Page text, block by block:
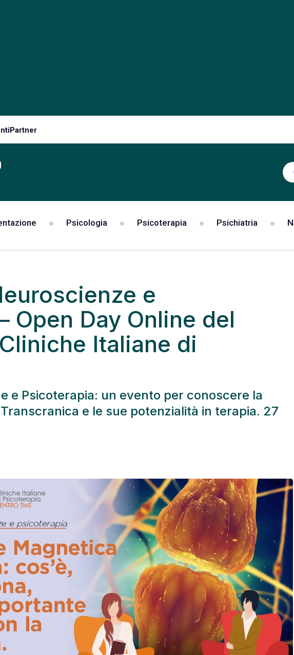
Partner
Psicologia Psicoterapia Psichiatria
e
Open Day Online del
Italiane di
e Psicoterapia: un evento per conoscere la
e le sue potenzialità in terapia. 27